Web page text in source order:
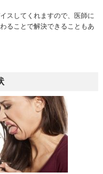
スしてくれますので、医師に
ることで解決できることもあ